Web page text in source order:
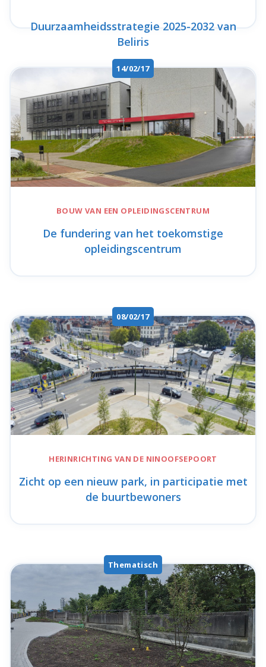
Duurzaamheidsstrategie 2025-2032 van
Beliris
14/02/17
BOUW VAN EEN OPLEIDINGSCENTRUM
De fundering van het toekomstige
opleidingscentrum
08/02/17
HERINRICHTING VAN DE NINOOFSEPOORT
Zicht op een nieuw park, in participatie met
de buurtbewoners
Thematisch